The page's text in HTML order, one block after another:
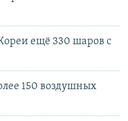
ещё 330 шаров с
150 воздушных